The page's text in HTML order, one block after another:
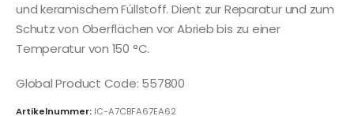
und keramischem Füllstoff. Dient zur Reparatur und zum
Schutz von Oberflächen vor Abrieb bis zu einer
Temperatur von 150 °C.
Global Product Code: 557800
Artikelnummer: IC-A7CBFA67EA62